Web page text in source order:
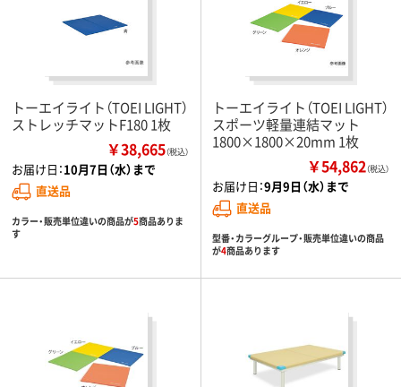
トーエイライト（TOEI LIGHT）
ストレッチマットF180 1枚
￥38,665（税込）
お届け日：10月7日（水）まで
直送品
カラー・販売単位違いの商品が5商品ありま
す
トーエイライト（TOEI LIGHT）
スポーツ軽量連結マット
1800×1800×20mm 1枚
￥54,862（税込）
お届け日：9月9日（水）まで
直送品
型番・カラーグループ・販売単位違いの商品
が4商品あります